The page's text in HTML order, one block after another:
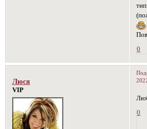
0
Люся
VIP
0